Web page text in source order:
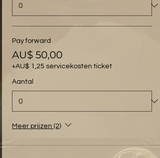
Pay forward
AU$ 50,00
+AU$ 1,25 servicekosten ticket
Aantal
Meer prijzen (2)